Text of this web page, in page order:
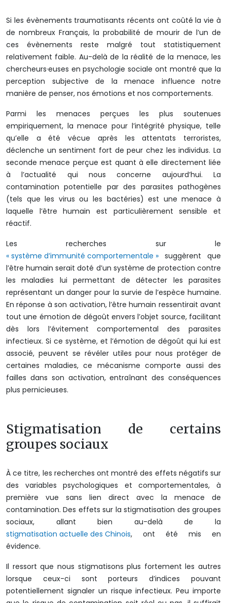
Si les évènements traumatisants récents ont coûté la vie à
de nombreux Français, la probabilité de mourir de l’un de
ces évènements reste malgré tout statistiquement
relativement faible. Au-delà de la réalité de la menace, les
chercheurs·euses en psychologie sociale ont montré que la
perception subjective de la menace influence notre
manière de penser, nos émotions et nos comportements.
Parmi les menaces perçues les plus soutenues
empiriquement, la menace pour l’intégrité physique, telle
qu’elle a été vécue après les attentats terroristes,
déclenche un sentiment fort de peur chez les individus. La
seconde menace perçue est quant à elle directement liée
à l’actualité qui nous concerne aujourd’hui. La
contamination potentielle par des parasites pathogènes
(tels que les virus ou les bactéries) est une menace à
laquelle l’être humain est particulièrement sensible et
réactif.
Les recherches sur le
« système d’immunité comportementale » suggèrent que
l’être humain serait doté d’un système de protection contre
les maladies lui permettant de détecter les parasites
représentant un danger pour la survie de l’espèce humaine.
En réponse à son activation, l’être humain ressentirait avant
tout une émotion de dégoût envers l’objet source, facilitant
dès lors l’évitement comportemental des parasites
infectieux. Si ce système, et l’émotion de dégoût qui lui est
associé, peuvent se révéler utiles pour nous protéger de
certaines maladies, ce mécanisme comporte aussi des
failles dans son activation, entraînant des conséquences
plus pernicieuses.
Stigmatisation de certains
groupes sociaux
À ce titre, les recherches ont montré des effets négatifs sur
des variables psychologiques et comportementales, à
première vue sans lien direct avec la menace de
contamination. Des effets sur la stigmatisation des groupes
sociaux, allant bien au-delà de la
stigmatisation actuelle des Chinois, ont été mis en
évidence.
Il ressort que nous stigmatisons plus fortement les autres
lorsque ceux-ci sont porteurs d’indices pouvant
potentiellement signaler un risque infectieux. Peu importe